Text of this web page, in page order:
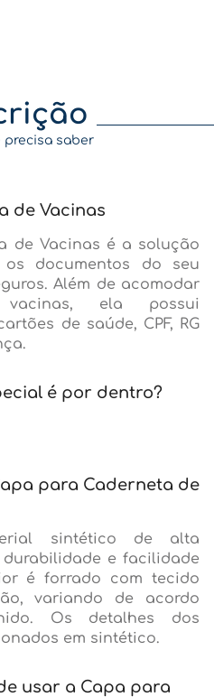
precisa saber
de Vacinas
de Vacinas é a solução
documentos do seu
Além de acomodar
ela possui
de saúde, CPF, RG
é por dentro?
para Caderneta de
sintético de alta
e facilidade
é forrado com tecido
variando de acordo
Os detalhes dos
em sintético.
usar a Capa para